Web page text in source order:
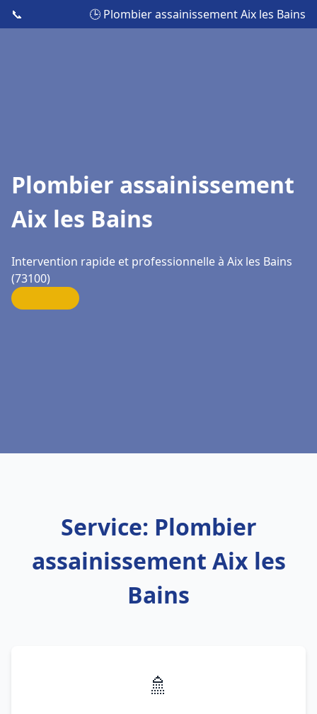
📞 🕒 Plombier assainissement Aix les Bains
Plombier assainissement
Aix les Bains
Intervention rapide et professionnelle à Aix les Bains
(73100)
Service: Plombier
assainissement Aix les
Bains
🚿